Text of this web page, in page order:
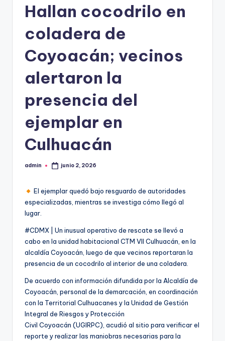
Hallan cocodrilo en
coladera de
Coyoacán; vecinos
alertaron la
presencia del
ejemplar en
Culhuacán
Publicado
admin junio 2, 2026
El ejemplar quedó bajo resguardo de autoridades
especializadas, mientras se investiga cómo llegó al
lugar.
#CDMX | Un inusual operativo de rescate se llevó a
cabo en la unidad habitacional CTM VII Culhuacán, en la
alcaldía Coyoacán, luego de que vecinos reportaran la
presencia de un cocodrilo al interior de una coladera.
De acuerdo con información difundida por la Alcaldía de
Coyoacán, personal de la demarcación, en coordinación
con la Territorial Culhuacanes y la Unidad de Gestión
Integral de Riesgos y Protección
Civil Coyoacán (UGIRPC), acudió al sitio para verificar el
reporte y realizar las maniobras necesarias para la